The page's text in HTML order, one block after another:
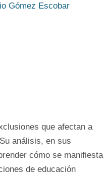
Gómez Escobar
que afectan a
análisis, en sus
cómo se manifiesta
de educación